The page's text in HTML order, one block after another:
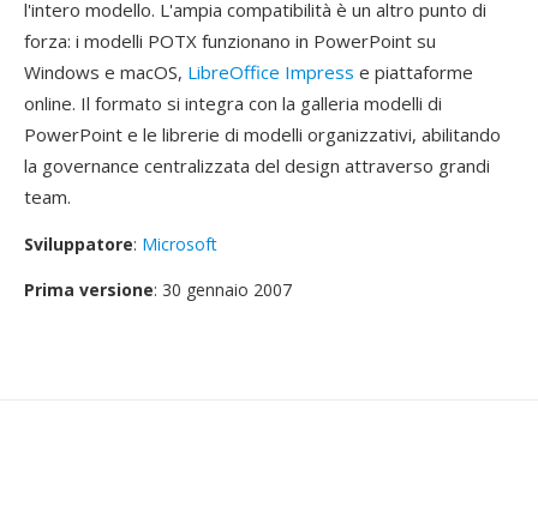
l'intero modello. L'ampia compatibilità è un altro punto di
forza: i modelli POTX funzionano in PowerPoint su
Windows e macOS, LibreOffice Impress e piattaforme
online. Il formato si integra con la galleria modelli di
PowerPoint e le librerie di modelli organizzativi, abilitando
la governance centralizzata del design attraverso grandi
team.
Sviluppatore: Microsoft
Prima versione: 30 gennaio 2007